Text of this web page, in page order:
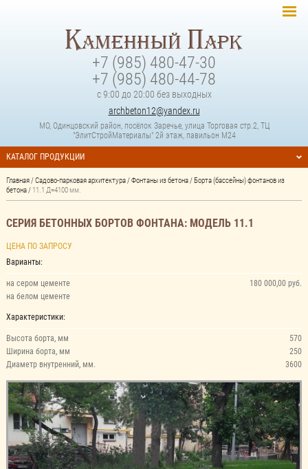
+7 (985) 480-47-30
+7 (985) 480-44-78
с 9:00 до 20:00 без выходных
archbeton12@yandex.ru
МО, Одинцовский район, посёлок Заречье, улица Торговая стр.2, ТЦ
"ЭлитСтройМатериалы" 2й этаж, павильон М24
КАТАЛОГ ПРОДУКЦИИ
Главная /Садово-парковая архитектура /Фонтаны из бетона /Борта (бассейны) фонтанов из
бетона / 11.1 Д=4100 мм.
СЕРИЯ БЕТОННЫХ БОРТОВ ФОНТАНА: МОДЕЛЬ 11.1
ЦЕНА ПО ЗАПРОСУ
Варианты:
180 000,00 руб.
на сером цементе
на белом цементе
Характеристики:
570
Высота борта, мм
250
Ширина борта, мм
3600
Диаметр внутренний, мм.